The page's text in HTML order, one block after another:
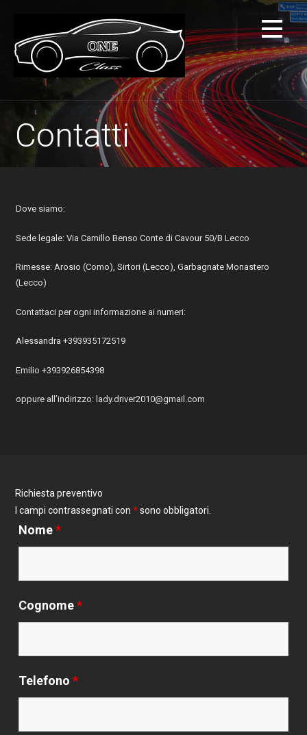
contenuto
Contatti
Dove siamo:
Sede legale: Via Camillo Benso Conte di Cavour 50/B Lecco
Rimesse: Arosio (Como), Sirtori (Lecco), Garbagnate Monastero
(Lecco)
Contattaci per ogni informazione ai numeri:
Alessandra +393935172519
Emilio +393926854398
oppure all’indirizzo: lady.driver2010@gmail.com
Richiesta preventivo
I campi contrassegnati con*sono obbligatori.
Nome*
Cognome*
Telefono*